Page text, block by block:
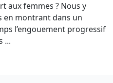
aux femmes ? Nous y
en montrant dans un
l’engouement progressif
...